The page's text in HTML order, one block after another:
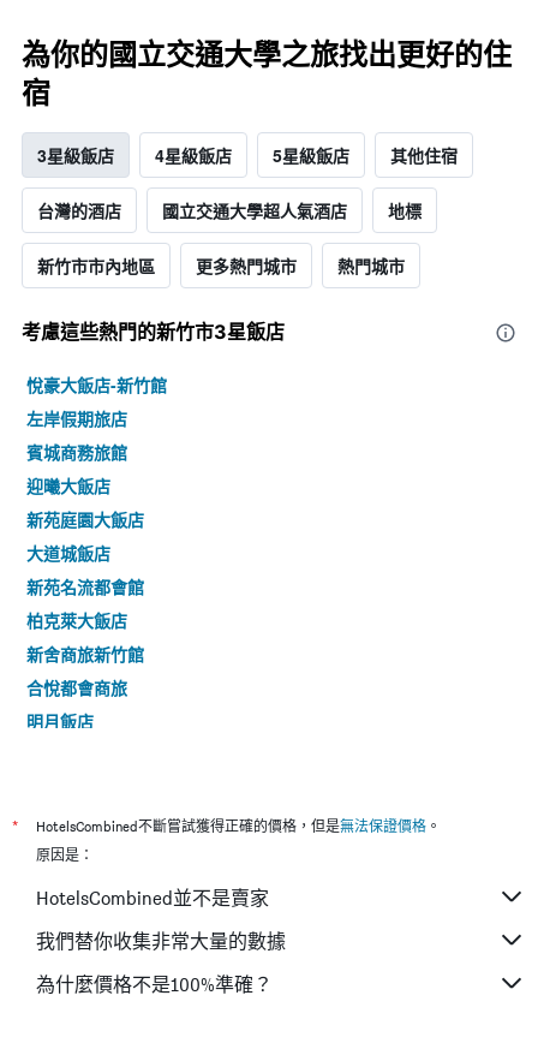
為你的國立交通大學之旅找出更好的住
宿
3星級飯店 4星級飯店 5星級飯店 其他住宿
台灣的酒店 國立交通大學超人氣酒店 地標
新竹市市內地區 更多熱門城市 熱門城市
考慮這些熱門的新竹市3星​飯店
悅豪大飯店-新竹館
左岸假期旅店
賓城商務旅館
迎曦大飯店
新苑庭園大飯店
大道城飯店
新苑名流都會館
柏克萊大飯店
新舍商旅新竹館
合悅都會商旅
明月飯店
金燕精緻旅館
金頓國際大飯店
柿子紅快捷旅店
168新竹館
日月光國際大飯店-新竹館
* HotelsCombined不斷嘗試獲得正確的價格，但是無法保證價格 。
原因是：
HotelsCombined並不是賣家
我們替你收集非常大量的數據
為什麼價格不是100%準確？